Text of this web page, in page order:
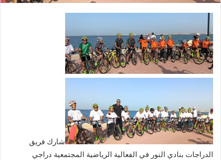
شارك فريق
الدراجات بنادي النور في الفعالية الرياضية المجتمعية دراجي